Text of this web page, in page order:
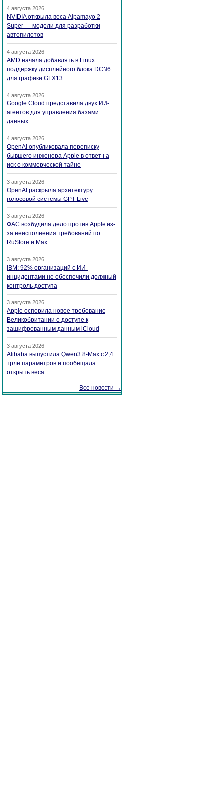
4 августа 2026
NVIDIA открыла веса Alpamayo 2
Super — модели для разработки
автопилотов
4 августа 2026
AMD начала добавлять в Linux
поддержку дисплейного блока DCN6
для графики GFX13
4 августа 2026
Google Cloud представила двух ИИ-
агентов для управления базами
данных
4 августа 2026
OpenAI опубликовала переписку
бывшего инженера Apple в ответ на
иск о коммерческой тайне
3 августа 2026
OpenAI раскрыла архитектуру
голосовой системы GPT-Live
3 августа 2026
ФАС возбудила дело против Apple из-
за неисполнения требований по
RuStore и Max
3 августа 2026
IBM: 92% организаций с ИИ-
инцидентами не обеспечили должный
контроль доступа
3 августа 2026
Apple оспорила новое требование
Великобритании о доступе к
зашифрованным данным iCloud
3 августа 2026
Alibaba выпустила Qwen3.8-Max с 2,4
трлн параметров и пообещала
открыть веса
Все новости →